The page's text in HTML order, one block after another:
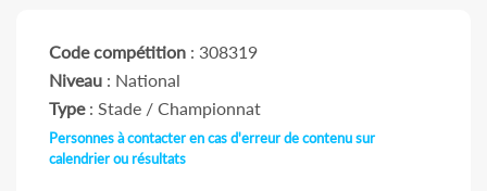
Code compétition : 308319
Niveau : National
Type: Stade / Championnat
Personnes à contacter en cas d'erreur de contenu sur
calendrier ou résultats